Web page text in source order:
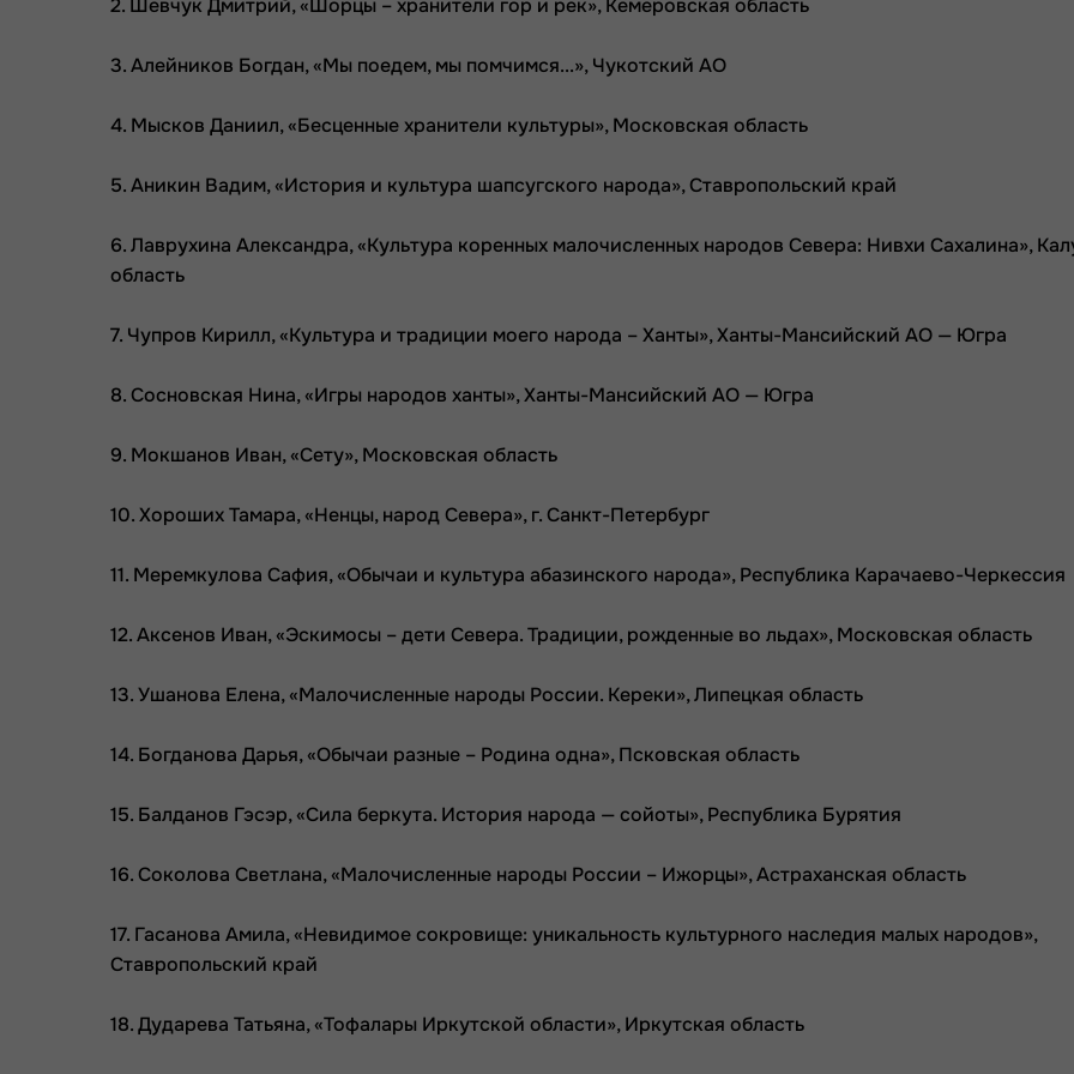
2. Шевчук Дмитрий, «Шорцы – хранители гор и рек», Кемеровская область
3. Алейников Богдан, «Мы поедем, мы помчимся...», Чукотский АО
4. Мысков Даниил, «Бесценные хранители культуры», Московская область
5. Аникин Вадим, «История и культура шапсугского народа», Ставропольский край
6. Лаврухина Александра, «Культура коренных малочисленных народов Севера: Нивхи Сахалина»,
область
7. Чупров Кирилл, «Культура и традиции моего народа – Ханты», Ханты-Мансийский АО — Югра
8. Сосновская Нина, «Игры народов ханты», Ханты-Мансийский АО — Югра
9. Мокшанов Иван, «Сету», Московская область
10. Хороших Тамара, «Ненцы, народ Севера», г. Санкт-Петербург
11. Меремкулова Сафия, «Обычаи и культура абазинского народа», Республика Карачаево-Черкессия
12. Аксенов Иван, «Эскимосы – дети Севера. Традиции, рожденные во льдах», Московская область
13. Ушанова Елена, «Малочисленные народы России. Кереки», Липецкая область
14. Богданова Дарья, «Обычаи разные – Родина одна», Псковская область
15. Балданов Гэсэр, «Сила беркута. История народа — сойоты», Республика Бурятия
16. Соколова Светлана, «Малочисленные народы России – Ижорцы», Астраханская область
17. Гасанова Амила, «Невидимое сокровище: уникальность культурного наследия малых народов»,
Ставропольский край
18. Дударева Татьяна, «Тофалары Иркутской области», Иркутская область